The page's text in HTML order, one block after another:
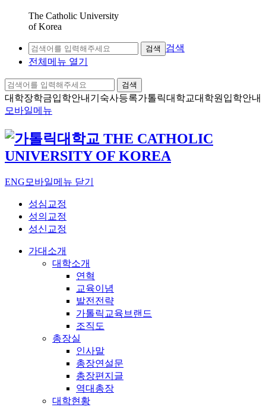
The Catholic University
of Korea
검색
검색
전체메뉴 열기
검색
대학장학금입학안내 기숙사등록가톨릭대학교대학원입학안내
모바일메뉴
ENG 모바일메뉴 닫기
성심교정
성의교정
성신교정
가대소개
대학소개
연혁
교육이념
발전전략
가톨릭교육브랜드
조직도
총장실
인사말
총장연설문
총장편지글
역대총장
대학현황